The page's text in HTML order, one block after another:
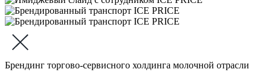
Брендинг торгово-сервисного холдинга молочной отрасли